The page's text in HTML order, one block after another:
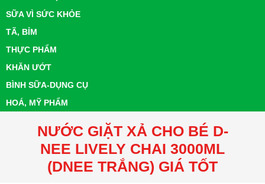
SỮA VÌ SỨC KHỎE
TÃ, BỈM
THỰC PHẨM
KHĂN ƯỚT
BÌNH SỮA-DỤNG CỤ
HOÁ, MỸ PHẨM
NƯỚC GIẶT XẢ CHO BÉ D-
NEE LIVELY CHAI 3000ML
(DNEE TRẮNG) GIÁ TỐT